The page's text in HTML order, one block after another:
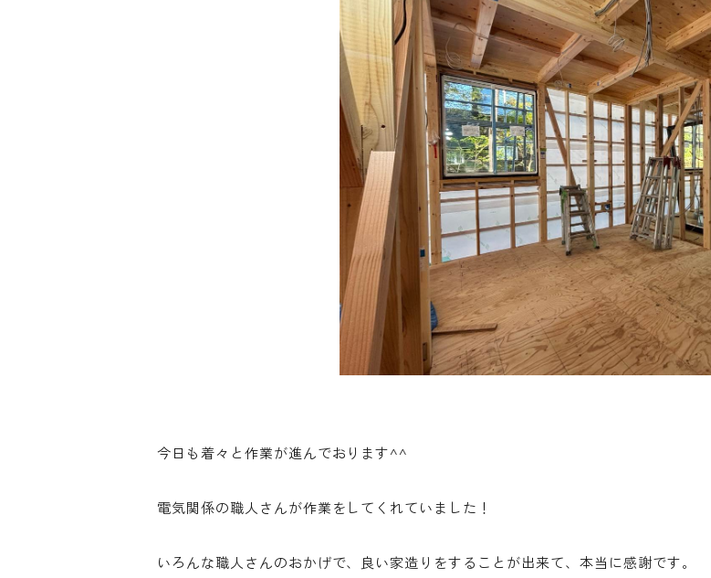
今日も着々と作業が進んでおります^^
電気関係の職人さんが作業をしてくれていました！
いろんな職人さんのおかげで、良い家造りをすることが出来て、本当に感謝です。